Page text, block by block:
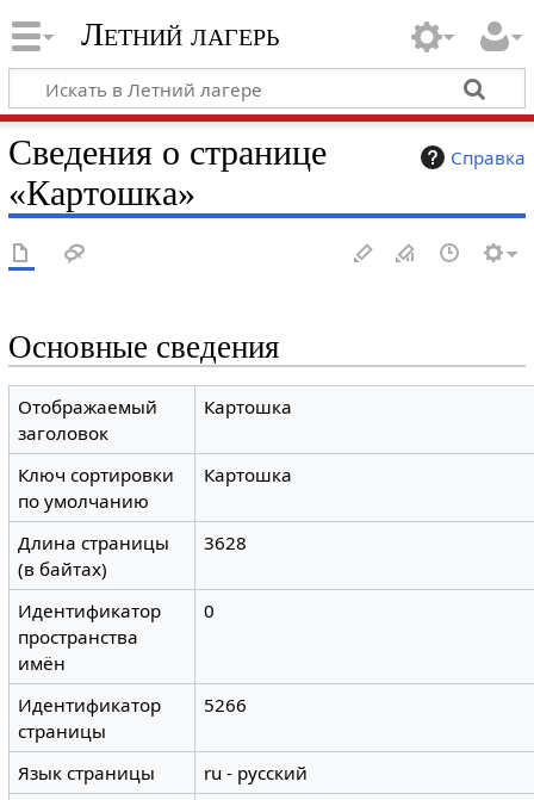
Летний лагерь
Справка
Сведения о странице
«Картошка»
Основные сведения
Отображаемый
заголовок
Картошка
Ключ сортировки
по умолчанию
Картошка
Длина страницы
(в байтах)
3628
Идентификатор
пространства
имён
0
Идентификатор
страницы
5266
Язык страницы
ru - русский